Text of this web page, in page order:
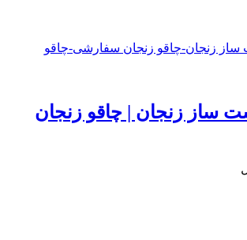
ساز زنجان | چاقو زنجان